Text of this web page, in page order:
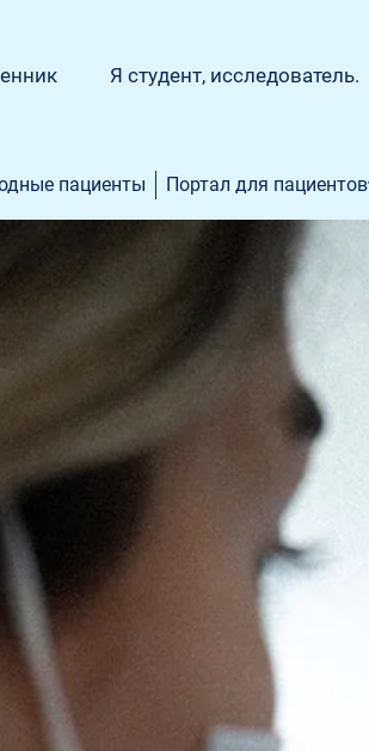
Я студент, исследователь.
пациенты Портал для пациентов